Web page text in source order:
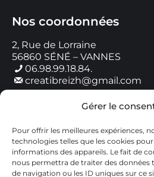
Gérer le
Pour offrir les meilleures expériences,
technologies telles que les cookies
informations des appareils. Le fait de
nous permettra de traiter des
de navigation ou les ID uniques sur ce
Nos coordonnées
2, Rue de Lorraine
56860 SÉNÉ – VANNES
06.98.99.18.84.
creatibreizh@gmail.com
Horaires de contact
Lundi : 9h00 – 18h00
Mardi : 9h00 – 18h00
Mercredi : 9h00 – 12h00
Jeudi : 9h00 – 18h00